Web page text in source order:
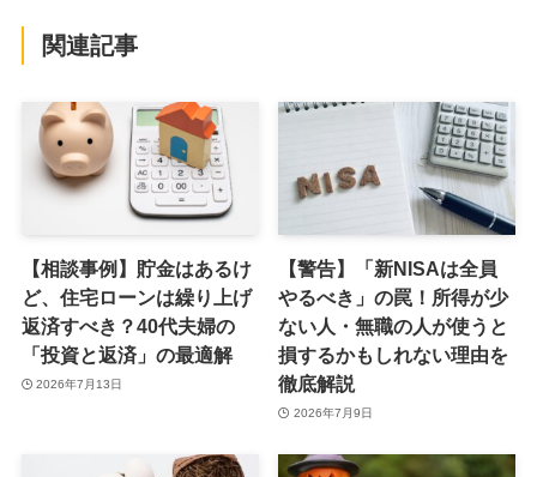
関連記事
【相談事例】貯金はあるけ
ど、住宅ローンは繰り上げ
返済すべき？40代夫婦の
「投資と返済」の最適解
2026年7月13日
【警告】「新NISAは全員
やるべき」の罠！所得が少
ない人・無職の人が使うと
損するかもしれない理由を
徹底解説
2026年7月9日